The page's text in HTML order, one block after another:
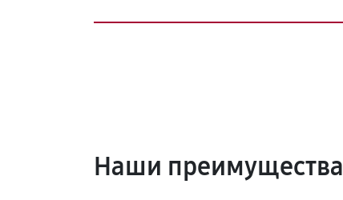
Наши преимущества